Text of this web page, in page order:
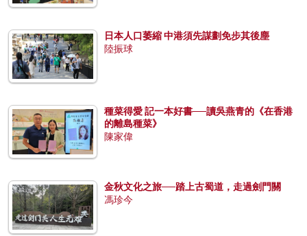
日本人口萎縮 中港須先謀劃免步其後塵
陸振球
種菜得愛 記一本好書──讀吳燕青的《在香港
的離島種菜》
陳家偉
金秋文化之旅──踏上古蜀道，走過劍門關
馮珍今